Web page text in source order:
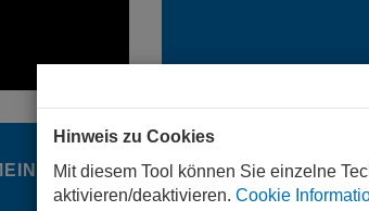
SÜDEIFEL
Hinweis zu Cookies
Mit diesem Tool können Sie einzelne
aktivieren/deaktivieren. Cookie